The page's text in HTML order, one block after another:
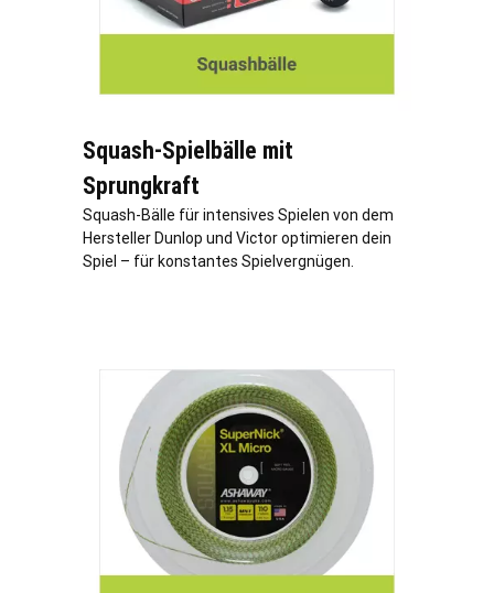
Squash-Spielbälle mit
Sprungkraft
Squash-Bälle für intensives Spielen von dem
Hersteller Dunlop und Victor optimieren dein
Spiel – für konstantes Spielvergnügen.